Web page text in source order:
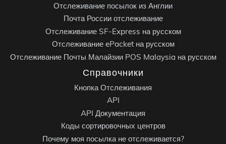
Отслеживание посылок из Англии
Почта России отслеживание
Отслеживание SF-Express на русском
Отслеживание ePacket на русском
Отслеживание Почты Малайзии POS Malaysia на русском
Справочники
Кнопка Отслеживания
API
API Документация
Коды сортировочных центров
Почему моя посылка не отслеживается?